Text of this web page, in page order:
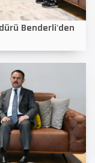
Benderli'den